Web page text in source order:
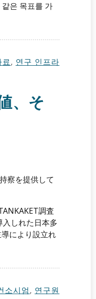
은 목표를 가
, 연구 인프라
、そ
察を提供して
調査
しれた日本多
により設立れ
소시엄, 연구원